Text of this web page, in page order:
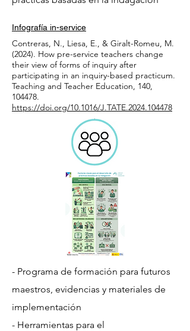
Infografía in-service
​Contreras, N., Liesa, E., & Giralt-Romeu, M.
(2024). How pre-service teachers change
their view of forms of inquiry after
participating in an inquiry-based practicum.
Teaching and Teacher Education, 140,
104478.
https://doi.org/10.1016/J.TATE.2024.104478
- Programa de formación para futuros
maestros, evidencias y materiales de
implementación
- Herramientas para el